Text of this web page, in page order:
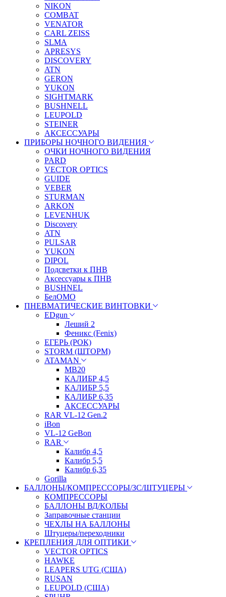
NIKON
COMBAT
VENATOR
CARL ZEISS
SLMA
APRESYS
DISCOVERY
ATN
GERON
YUKON
SIGHTMARK
BUSHNELL
LEUPOLD
STEINER
АКСЕССУАРЫ
ПРИБОРЫ НОЧНОГО ВИДЕНИЯ
ОЧКИ НОЧНОГО ВИДЕНИЯ
PARD
VECTOR OPTICS
GUIDE
VEBER
STURMAN
ARKON
LEVENHUK
Discovery
ATN
PULSAR
YUKON
DIPOL
Подсветки к ПНВ
Аксессуары к ПНВ
BUSHNEL
БелОМО
ПНЕВМАТИЧЕСКИЕ ВИНТОВКИ
EDgun
Леший 2
Феникс (Fenix)
ЕГЕРЬ (РОК)
STORM (ШТОРМ)
ATAMAN
МВ20
КАЛИБР 4,5
КАЛИБР 5,5
КАЛИБР 6,35
АКСЕССУАРЫ
RAR VL-12 Gen.2
iBon
VL-12 GeBon
RAR
Калибр 4,5
Калибр 5,5
Калибр 6,35
Gorilla
БАЛЛОНЫ/КОМПРЕССОРЫ/ЗС/ШТУЦЕРЫ
КОМПРЕССОРЫ
БАЛЛОНЫ ВД/КОЛБЫ
Заправочные станции
ЧЕХЛЫ НА БАЛЛОНЫ
Штуцеры/переходники
КРЕПЛЕНИЯ ДЛЯ ОПТИКИ
VECTOR OPTICS
HAWKE
LEAPERS UTG (США)
RUSAN
LEUPOLD (США)